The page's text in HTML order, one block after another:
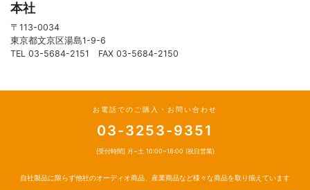
本社
〒113-0034
東京都文京区湯島1-9-6
TEL 03-5684-2151 FAX 03-5684-2150
お電話でのご購入・お問い合わせ
03-3253-9351
[受付時間] 月~土 10:00~18:00 (祝日営業)
自社製品に限らず他社のオーディオ商品、産業商品など様々な商品を取り揃えています